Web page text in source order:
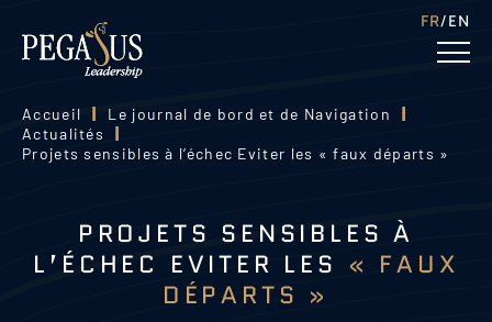
FR EN
Accueil Le journal de bord et de Navigation
Actualités
Projets sensibles à l’échec Eviter les « faux départs »
PROJETS SENSIBLES À
L’ÉCHEC EVITER LES « FAUX
DÉPARTS »